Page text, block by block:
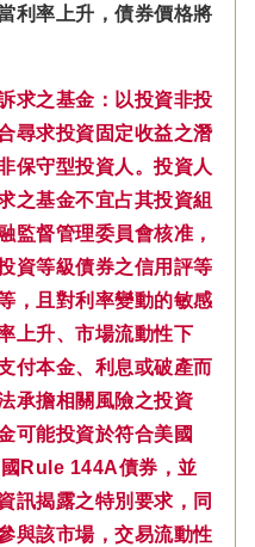
利率上升，債券價格將
求之基金：以投資非投
尋求投資固定收益之潛
保守型投資人。投資人
之基金不宜占其投資組
監督管理委員會核准，
資等級債券之信用評等
，且對利率變動的敏感
上升、市場流動性下
付本金、利息或破產而
承擔相關風險之投資
可能投資於符合美國
Rule 144A債券，並
訊揭露之特別要求，同
與該市場，交易流動性